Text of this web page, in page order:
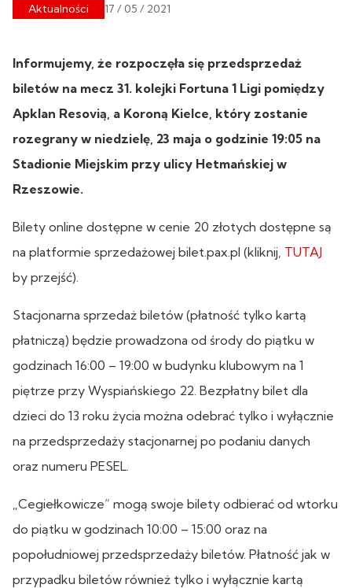
Aktualności 17 / 05 / 2021
Informujemy, że rozpoczęła się przedsprzedaż
biletów na mecz 31. kolejki Fortuna 1 Ligi pomiędzy
Apklan Resovią, a Koroną Kielce, który zostanie
rozegrany w niedzielę, 23 maja o godzinie 19:05 na
Stadionie Miejskim przy ulicy Hetmańskiej w
Rzeszowie.
Bilety online dostępne w cenie 20 złotych dostępne są
na platformie sprzedażowej bilet.pax.pl (kliknij, TUTAJ
by przejść).
Stacjonarna sprzedaż biletów (płatność tylko kartą
płatniczą) będzie prowadzona od środy do piątku w
godzinach 16:00 – 19:00 w budynku klubowym na 1
piętrze przy Wyspiańskiego 22. Bezpłatny bilet dla
dzieci do 13 roku życia można odebrać tylko i wyłącznie
na przedsprzedaży stacjonarnej po podaniu danych
oraz numeru PESEL.
„Cegiełkowicze” mogą swoje bilety odbierać od wtorku
do piątku w godzinach 10:00 – 15:00 oraz na
popołudniowej przedsprzedaży biletów. Płatność jak w
przypadku biletów również tylko i wyłącznie kartą